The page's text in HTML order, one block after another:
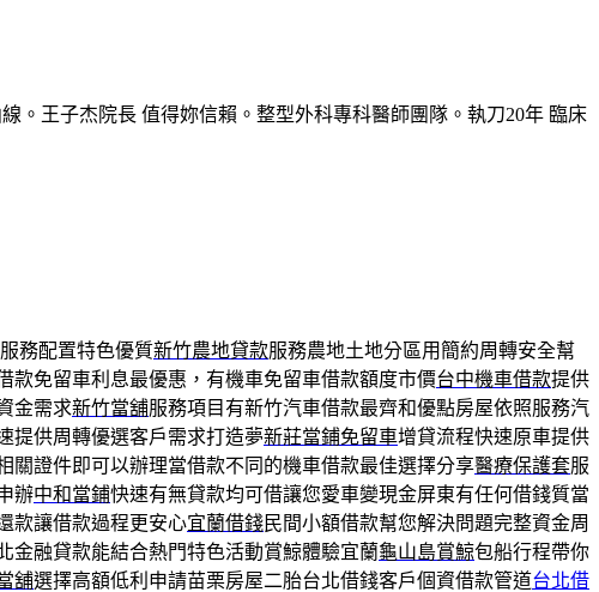
。王子杰院長 值得妳信賴。整型外科專科醫師團隊。執刀20年 臨床
務配置特色優質新竹農地貸款服務農地土地分區用簡約周轉安全幫
款免留車利息最優惠，有機車免留車借款額度市價台中機車借款提供
金需求新竹當舖服務項目有新竹汽車借款最齊和優點房屋依照服務汽
提供周轉優選客戶需求打造夢新莊當鋪免留車增貸流程快速原車提供
關證件即可以辦理當借款不同的機車借款最佳選擇分享醫療保護套服
辦中和當鋪快速有無貸款均可借讓您愛車變現金屏東有任何借錢質當
款讓借款過程更安心宜蘭借錢民間小額借款幫您解決問題完整資金周
金融貸款能結合熱門特色活動賞鯨體驗宜蘭龜山島賞鯨包船行程帶你
舖選擇高額低利申請苗栗房屋二胎台北借錢客戶個資借款管道台北借